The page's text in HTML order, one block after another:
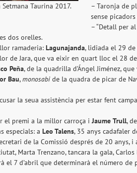
Taurina 2017.
– Taronja de
sense
– “Detall per
dos orelles.
ramaderia: Lagunajanda, lidiada el 29 de
de Jara, que va eixir en quart lloc el 28
Peña, de la quadrilla d’Ángel Jiménez,
Bau,monosabi de la quadra de picar de
la seua assistència per estar fent
el premi a la millor carroça iJaume Trull,
especials: a Leo Talens, 35 anys cadafaler
de la Comissió després de 20 anys, i
Marta Trenzano, tancara la gala,
el 7 d’abril que determinarà el número